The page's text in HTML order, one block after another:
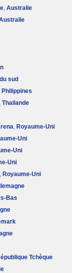
, Australie
sud
Philippines
, Thailande
, Royaume-Uni
Uni
Uni
Uni
, Royaume-Uni
Bas
Tchèque